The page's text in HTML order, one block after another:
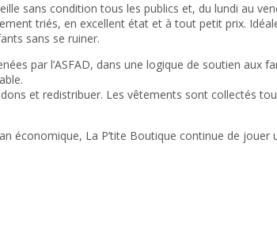
sans condition tous les publics et, du lundi au
triés, en excellent état et à tout petit prix.
sans se ruiner.
par l’ASFAD, dans une logique de soutien
et redistribuer. Les vêtements sont collectés
économique, La P’tite Boutique continue de